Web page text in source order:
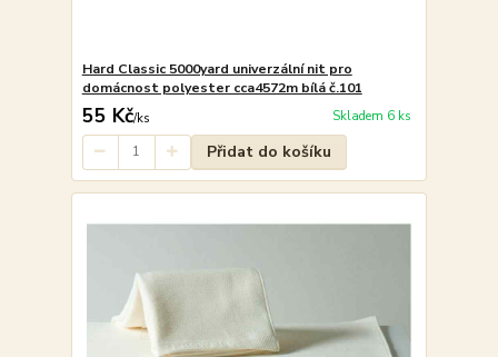
Hard Classic 5000yard univerzální nit pro
domácnost polyester cca4572m bílá č.101
55 Kč/ks Skladem 6 ks
Přidat do košíku